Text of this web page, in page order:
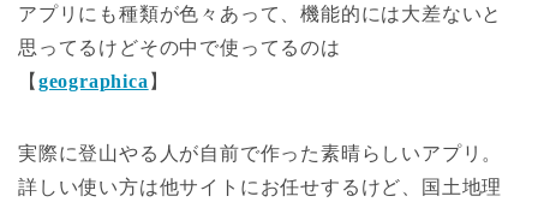
アプリにも種類が色々あって、機能的には大差ないと
思ってるけどその中で使ってるのは
【 geographica 】
実際に登山やる人が自前で作った素晴らしいアプリ。
詳しい使い方は他サイトにお任せするけど、国土地理